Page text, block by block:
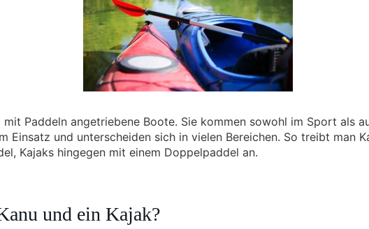
mit Paddeln angetriebene Boote. Sie kommen sowohl im Sport als
Einsatz und unterscheiden sich in vielen Bereichen. So treibt man
Kajaks hingegen mit einem Doppelpaddel an.
und ein Kajak?